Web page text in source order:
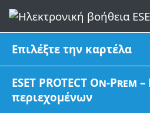
Επιλέξτε την καρτέλα
ESET PROTECT On-Prem
περιεχομένων